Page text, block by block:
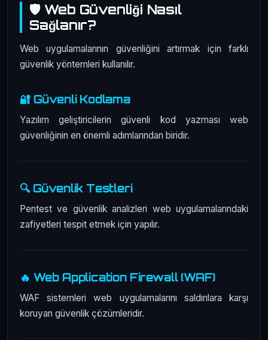
🛡️ Web Güvenliği Nasıl
Sağlanır?
Web uygulamalarının güvenliğini artırmak için farklı
güvenlik yöntemleri kullanılır.
🔐 Güvenli Kodlama
Yazılım geliştiricilerin güvenli kod yazması web
güvenliğinin en önemli adımlarından biridir.
🔍 Güvenlik Testleri
Pentest ve güvenlik analizleri web uygulamalarındaki
zafiyetleri tespit etmek için yapılır.
🔥 Web Application Firewall (WAF)
WAF sistemleri web uygulamalarını saldırılara karşı
koruyan güvenlik çözümleridir.